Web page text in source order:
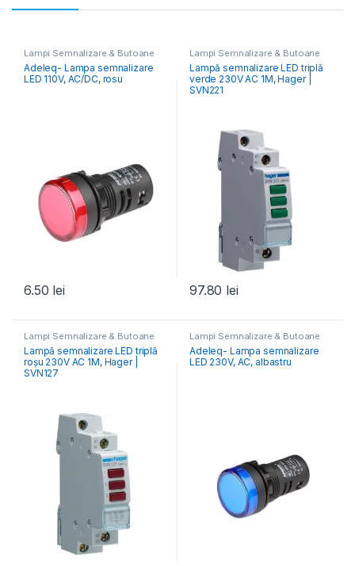
Lampi Semnalizare & Butoane
Adeleq- Lampa semnalizare
LED 110V, AC/DC, rosu
6.50 lei
Lampi Semnalizare & Butoane
Lampă semnalizare LED triplă
verde 230V AC 1M, Hager |
SVN221
97.80 lei
Lampi Semnalizare & Butoane
Lampă semnalizare LED triplă
roșu 230V AC 1M, Hager |
SVN127
Lampi Semnalizare & Butoane
Adeleq- Lampa semnalizare
LED 230V, AC, albastru